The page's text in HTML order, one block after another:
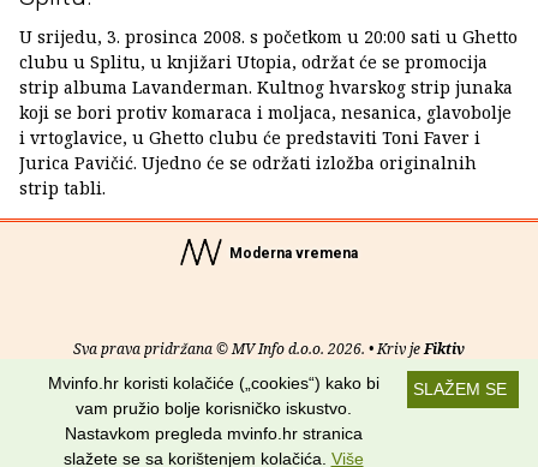
U srijedu, 3. prosinca 2008. s početkom u 20:00 sati u Ghetto
clubu u Splitu, u knjižari Utopia, održat će se promocija
strip albuma Lavanderman. Kultnog hvarskog strip junaka
koji se bori protiv komaraca i moljaca, nesanica, glavobolje
i vrtoglavice, u Ghetto clubu će predstaviti Toni Faver i
Jurica Pavičić. Ujedno će se održati izložba originalnih
strip tabli.
Moderna vremena
Sva prava pridržana © MV Info d.o.o. 2026. • Kriv jeFiktiv
Uvjeti korištenja RSS kanali
Potraži nas na:
SLAŽEM SE
Mvinfo.hr koristi kolačiće („cookies“) kako bi
vam pružio bolje korisničko iskustvo.
Nastavkom pregleda mvinfo.hr stranica
slažete se sa korištenjem kolačića. Više